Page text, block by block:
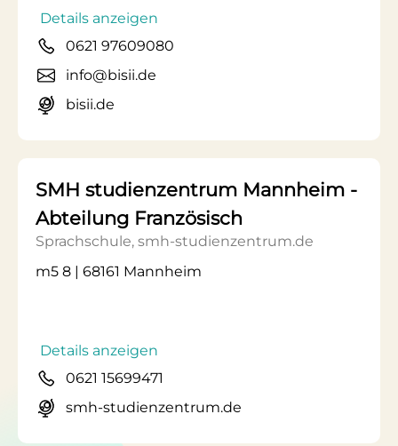
Details anzeigen
0621 97609080
info@bisii.de
bisii.de
SMH studienzentrum Mannheim -
Abteilung Französisch
Sprachschule, smh-studienzentrum.de
m5 8 | 68161 Mannheim
Details anzeigen
0621 15699471
smh-studienzentrum.de